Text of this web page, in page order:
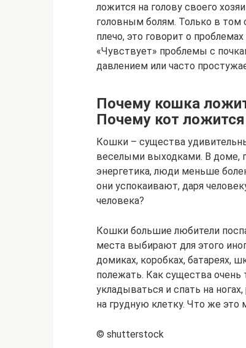
ложится на голову своего
головным болям. Только в том
плечо, это говорит о
«Чувствует» проблемы с
давлением или часто
Почему кошка
Почему кот
Кошки – существа
веселыми выходками. В доме,
энергетика, люди меньше
они успокаивают, даря
человека?
Кошки большие любители
места выбирают для этого
домиках, коробках, батареях,
полежать. Как существа
укладываться и спать на
на грудную клетку. Что же это
© shutterstock